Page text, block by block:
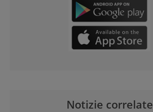
Notizie correlate